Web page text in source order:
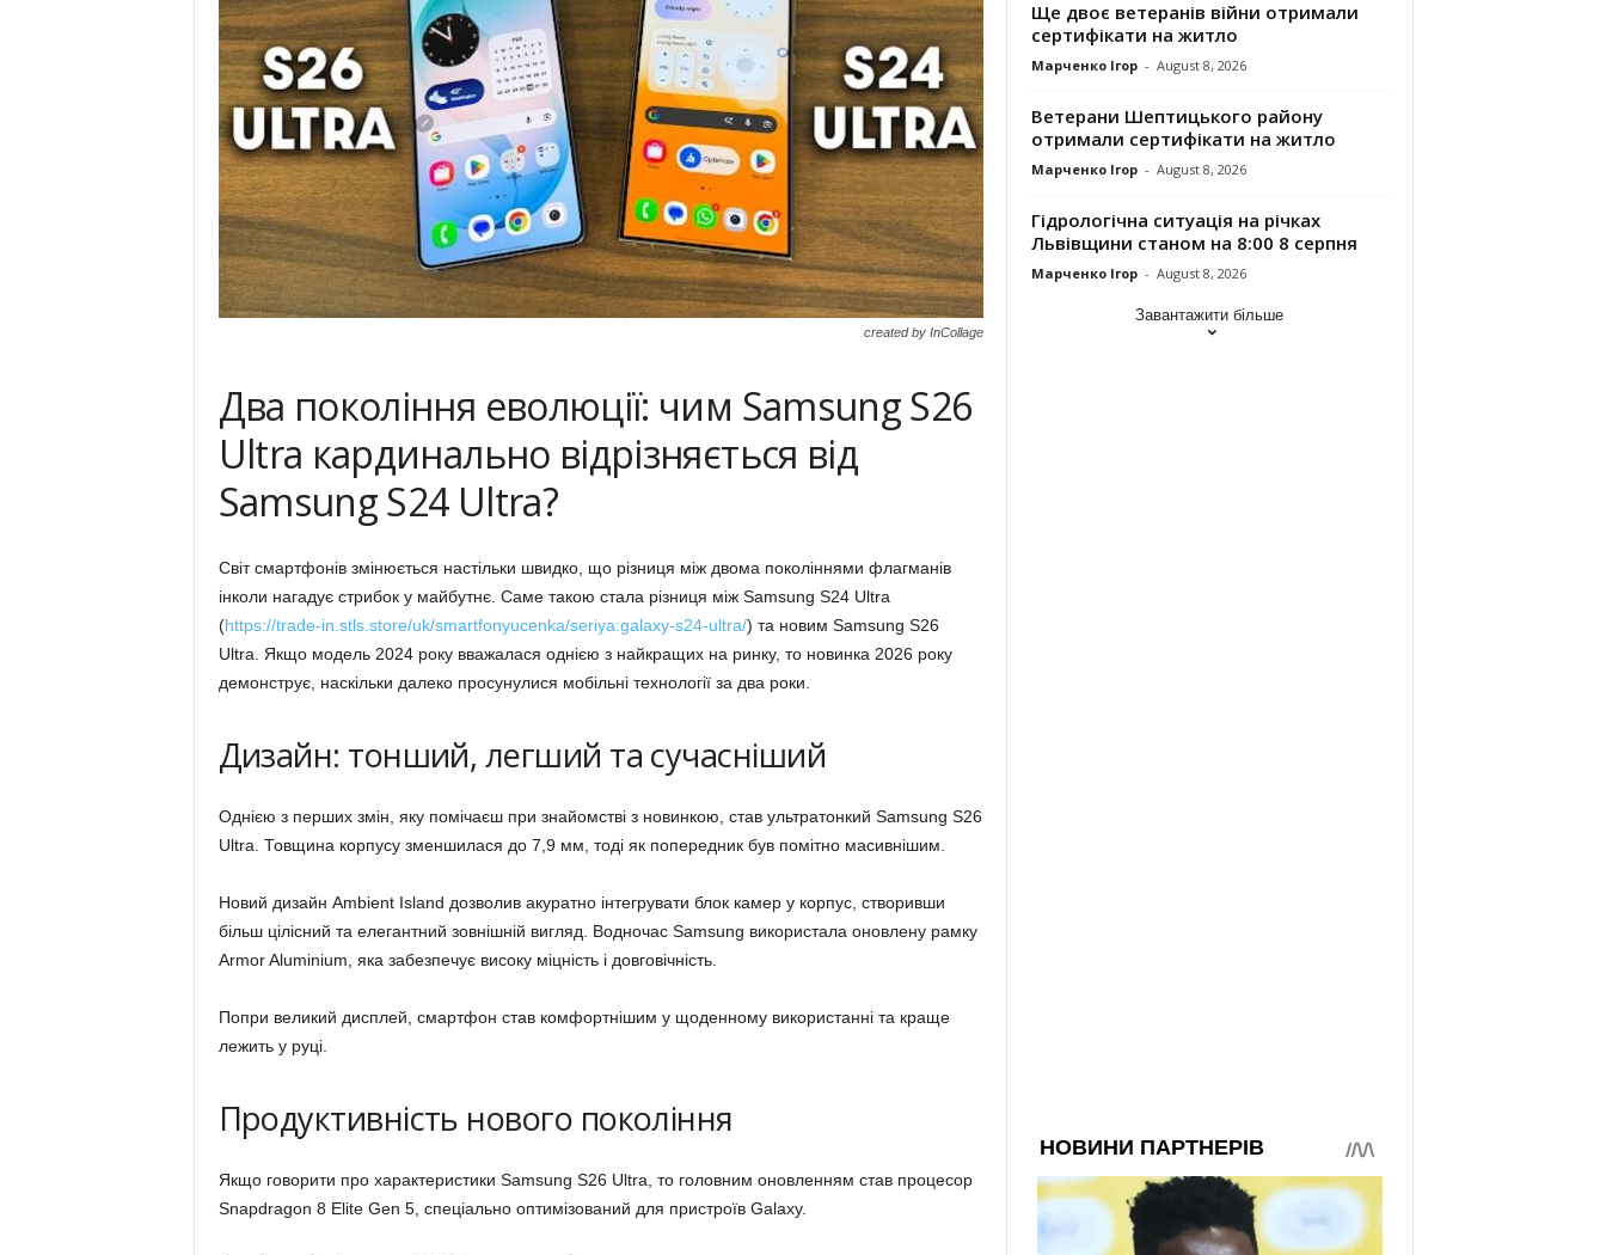
created by InCollage
Два покоління еволюції: чим Samsung S26
Ultra кардинально відрізняється від
Samsung S24 Ultra?
Світ смартфонів змінюється настільки швидко, що різниця між двома поколіннями флагманів
інколи нагадує стрибок у майбутнє. Саме такою стала різниця між Samsung S24 Ultra
(https://trade-in.stls.store/uk/smartfonyucenka/seriya:galaxy-s24-ultra/) та новим Samsung S26
Ultra. Якщо модель 2024 року вважалася однією з найкращих на ринку, то новинка 2026 року
демонструє, наскільки далеко просунулися мобільні технології за два роки.
Дизайн: тонший, легший та сучасніший
Однією з перших змін, яку помічаєш при знайомстві з новинкою, став ультратонкий Samsung S26
Ultra. Товщина корпусу зменшилася до 7,9 мм, тоді як попередник був помітно масивнішим.
Новий дизайн Ambient Island дозволив акуратно інтегрувати блок камер у корпус, створивши
більш цілісний та елегантний зовнішній вигляд. Водночас Samsung використала оновлену рамку
Armor Aluminium, яка забезпечує високу міцність і довговічність.
Попри великий дисплей, смартфон став комфортнішим у щоденному використанні та краще
лежить у руці.
Продуктивність нового покоління
Якщо говорити про характеристики Samsung S26 Ultra, то головним оновленням став процесор
Snapdragon 8 Elite Gen 5, спеціально оптимізований для пристроїв Galaxy.
Ще двоє ветеранів війни отримали
сертифікати на житло
Марченко Ігор - August 8, 2026
Ветерани Шептицького району
отримали сертифікати на житло
Марченко Ігор - August 8, 2026
Гідрологічна ситуація на річках
Львівщини станом на 8:00 8 серпня
Марченко Ігор - August 8, 2026
Завантажити більше